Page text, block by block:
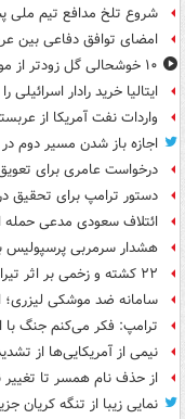
شروع تلخ مدافع تیم ملی
امضای توافق دفاعی بین
۱۰ خوشحالی گل زودتر از موعد
ایتالیا خرید رادار اسرائیلی
واردات نفت آمریکا از
اجازه باز شدن مسیر دوم
درخواست عامری برای
دستور ترامپ برای تحقیق
ائتلاف سعودی مدعی
هشدار سرمربی
۲۲ کشته و زخمی بر اثر تیراندازی در یک مدرسه در تایلند+ فیلم
سامانه ضد موشکی لیزری؛
ترامپ: فکر می‌کنم جنگ با
نیمی از آمریکایی‌ها از
از حذف نام همسر تا تغییر
نمایی زیبا از تنگه کریان